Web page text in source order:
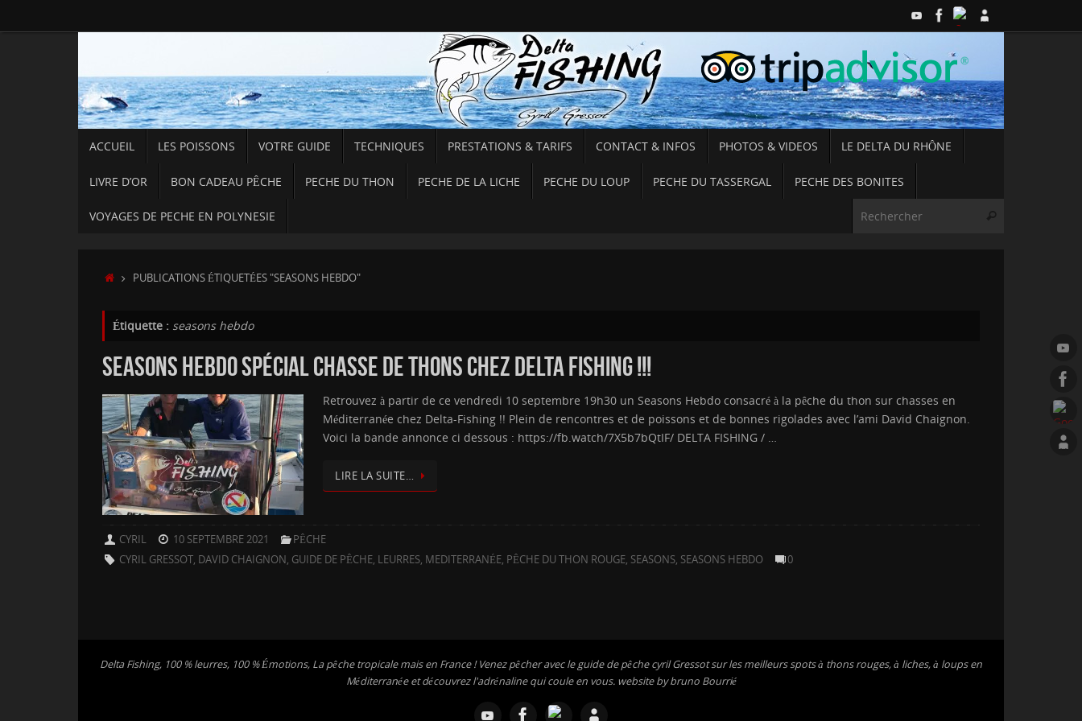
AUACCUEIL LES POISSONS VOTRE GUIDE TECHNIQUES PRESTATIONS & TARIFS CONTACT & INFOS PHOTOS & VIDEOS LE DELTA DU RHÔNE
LIVRE D’OR BON CADEAU PÊCHE PECHE DU THON PECHE DE LA LICHE PECHE DU LOUP PECHE DU TASSERGAL PECHE DES BONITES
VOYAGES DE PECHE EN POLYNESIE Rechercher
ACCUEIL
PUBLICATIONS ÉTIQUETÉES "SEASONS HEBDO"
Étiquette : seasons hebdo
SEASONS HEBDO SPÉCIAL CHASSE DE THONS CHEZ DELTA FISHING !!!
Retrouvez à partir de ce vendredi 10 septembre 19h30 un Seasons Hebdo consacré à la pêche du thon sur chasses en
Méditerranée chez Delta-Fishing !! Plein de rencontres et de poissons et de bonnes rigolades avec l’ami David Chaignon.
Voici la bande annonce ci dessous : https://fb.watch/7X5b7bQtIF/ DELTA FISHING / …
LIRE LA SUITE…
CYRIL 10 SEPTEMBRE 2021
PÊCHE
CYRIL GRESSOT, DAVID CHAIGNON, GUIDE DE PÊCHE, LEURRES, MEDITERRANÉE, PÊCHE DU THON ROUGE, SEASONS, SEASONS HEBDO 0
Delta Fishing, 100 % leurres, 100 % Émotions, La pêche tropicale mais en France ! Venez pêcher avec le guide de pêche cyril Gressot sur les meilleurs spots à thons rouges, à liches, à loups en
Méditerranée et découvrez l'adrénaline qui coule en vous. website by bruno Bourrié